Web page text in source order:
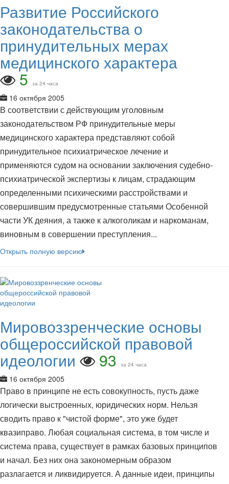
Развитие Российского
законодательства о
принудительных мерах
медицинского характера
5 за 24 часа
16 октября 2005
В соответствии с действующим уголовным
законодательством РФ принудительные меры
медицинского характера представляют собой
принудительное психиатрическое лечение и
применяются судом на основании заключения судебно-
психиатрической экспертизы к лицам, страдающим
определенными психическими расстройствами и
совершившим предусмотренные статьями Особенной
части УК деяния, а также к алкоголикам и наркоманам,
виновным в совершении преступления...
Открыть полную версию
Мировоззренческие основы
общероссийской правовой
идеологии 93 за 24 часа
16 октября 2005
Право в принципе не есть совокупность, пусть даже
логически выстроенных, юридических норм. Нельзя
сводить право к "чистой форме", это уже будет
квазиправо. Любая социальная система, в том числе и
система права, существует в рамках базовых принципов
и начал. Без них она закономерным образом
разлагается и ликвидируется. А данные идеи, принципы